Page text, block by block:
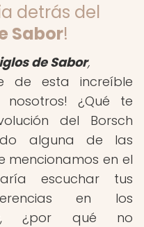
detrás del
Sabor!
de Sabor,
de esta increíble
¿Qué te
del Borsch
alguna de las
mencionamos en el
escuchar tus
en los
¿por qué no